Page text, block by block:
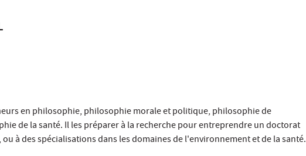
en philosophie, philosophie morale et politique, philosophie de
de la santé. Il les préparer à la recherche pour entreprendre un doctorat
à des spécialisations dans les domaines de l'environnement et de la santé.